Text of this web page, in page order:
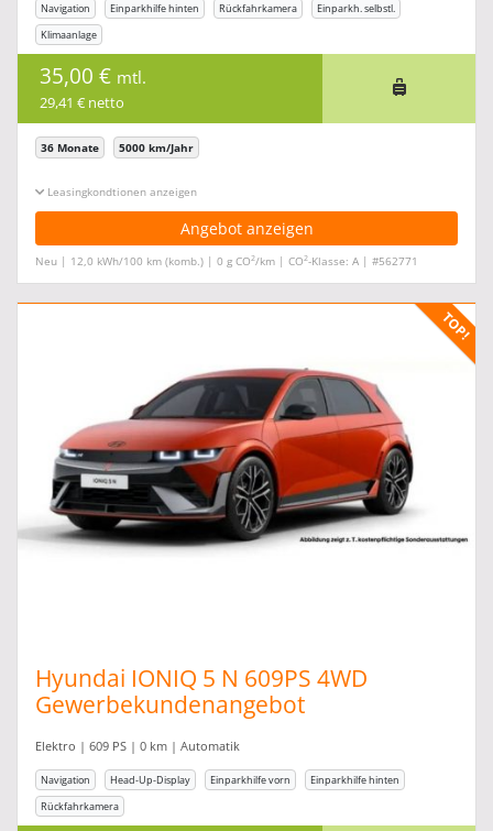
Navigation Einparkhilfe hinten Rückfahrkamera
Einparkh. selbstl.
Klimaanlage
35,00 € mtl.
29,41 € netto
36 Monate 5000 km/Jahr
Leasingkonditionen ein-/ausblenden
Angebot anzeigen
Neu | 12,0 kWh/100 km (komb.) | 0 g CO2/km | CO2-Klasse: A | #562771
Hyundai IONIQ 5 N 609PS 4WD
Gewerbekundenangebot
Elektro | 609 PS | 0 km | Automatik
Navigation Head-Up-Display Einparkhilfe vorn
Einparkhilfe hinten
Rückfahrkamera